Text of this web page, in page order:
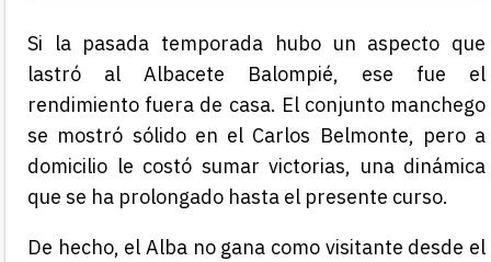
Si la pasada temporada hubo un aspecto que
lastró al Albacete Balompié, ese fue el
rendimiento fuera de casa. El conjunto manchego
se mostró sólido en el Carlos Belmonte, pero a
domicilio le costó sumar victorias, una dinámica
que se ha prolongado hasta el presente curso.
De hecho, el Alba no gana como visitante desde el